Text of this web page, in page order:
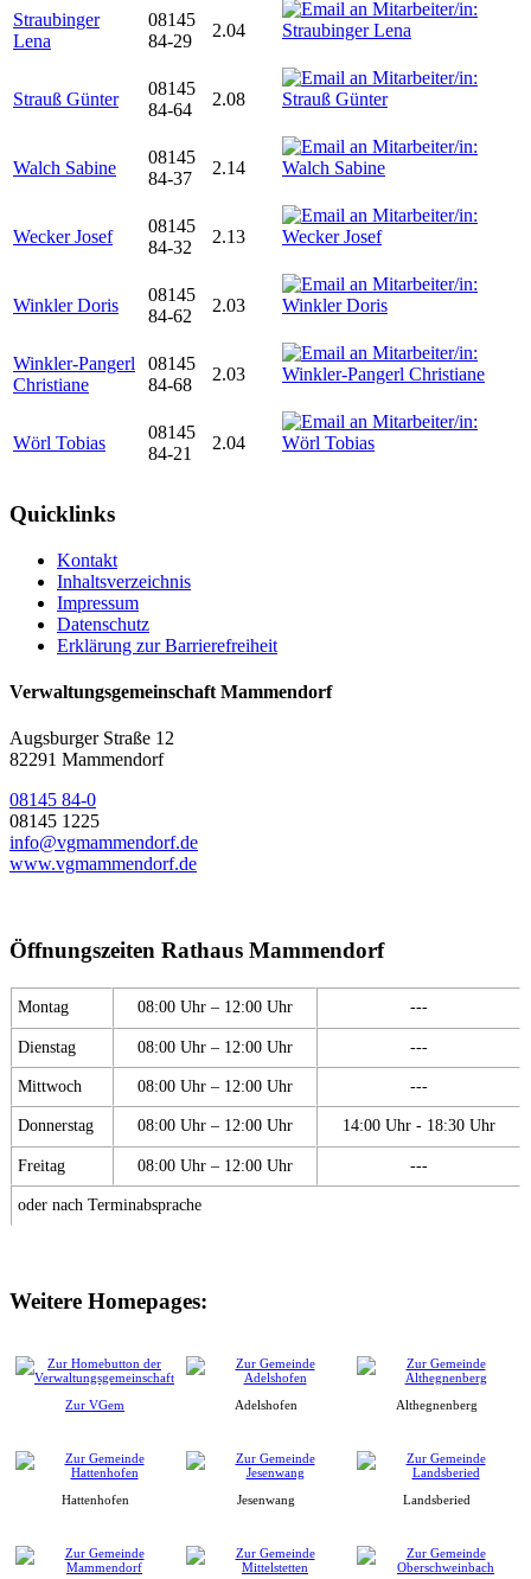
Straubinger
Lena
08145
84-29
2.04
Strauß Günter
08145
84-64
2.08
Walch Sabine
08145
84-37
2.14
Wecker Josef
08145
84-32
2.13
Winkler Doris
08145
84-62
2.03
Winkler-Pangerl
Christiane
08145
84-68
2.03
Wörl Tobias
08145
84-21
2.04
Quicklinks
Kontakt
Inhaltsverzeichnis
Impressum
Datenschutz
Erklärung zur Barrierefreiheit
Verwaltungsgemeinschaft Mammendorf
Augsburger Straße 12
82291 Mammendorf
08145 84-0
08145 1225
info@vgmammendorf.de
www.vgmammendorf.de
Öffnungszeiten Rathaus Mammendorf
Montag 08:00 Uhr – 12:00 Uhr ---
Dienstag 08:00 Uhr – 12:00 Uhr ---
Mittwoch 08:00 Uhr – 12:00 Uhr ---
Donnerstag 08:00 Uhr – 12:00 Uhr 14:00 Uhr - 18:30 Uhr
Freitag 08:00 Uhr – 12:00 Uhr ---
oder nach Terminabsprache
Weitere Homepages:
Zur VGem Adelshofen Althegnenberg
Hattenhofen Jesenwang Landsberied